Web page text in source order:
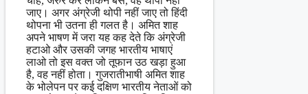
जाए। अगर अंग्रेजी थोपी नहीं जाए तो हिंदी
थोपना भी उतना ही गलत है। अमित शाह
अपने भाषण में जरा यह कह देते कि अंग्रेजी
हटाओ और उसकी जगह भारतीय भाषाएं
लाओ तो इस वक्त जो तूफान उठ खड़ा हुआ
है, वह नहीं होता। गुजरातीभाषी अमित शाह
के भोलेपन पर कई दक्षिण भारतीय नेताओं को